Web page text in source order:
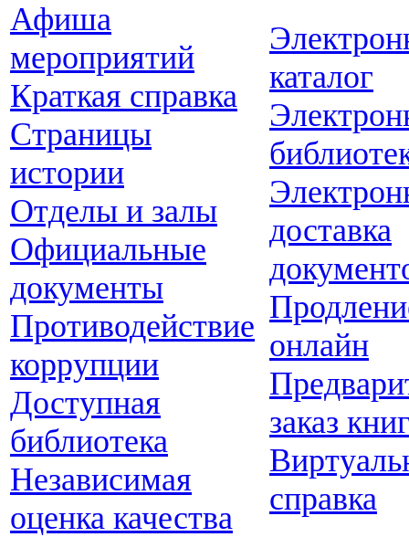
Афиша
мероприятий
Краткая справка
Страницы
истории
Отделы и залы
Официальные
документы
Противодействие
коррупции
Доступная
библиотека
Независимая
оценка качества
каталог
доставка
онлайн
заказ
справка